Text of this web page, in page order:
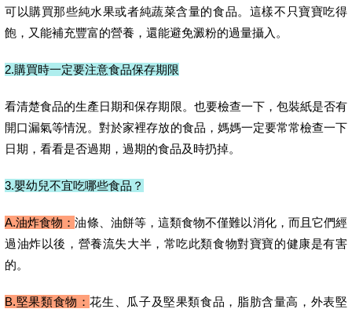
可以購買那些純水果或者純蔬菜含量的食品。這樣不只寶寶吃得
飽，又能補充豐富的營養，還能避免澱粉的過量攝入。
2.購買時一定要注意食品保存期限
看清楚食品的生產日期和保存期限。也要檢查一下，包裝紙是否有
開口漏氣等情況。對於家裡存放的食品，媽媽一定要常常檢查一下
日期，看看是否過期，過期的食品及時扔掉。
3.嬰幼兒不宜吃哪些食品？
A.油炸食物：油條、油餅等，這類食物不僅難以消化，而且它們經
過油炸以後，營養流失大半，常吃此類食物對寶寶的健康是有害
的。
B.堅果類食物：花生、瓜子及堅果類食品，脂肪含量高，外表堅